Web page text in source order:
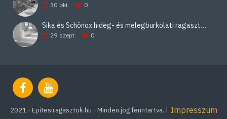
30 okt. 0
Sika és Schönox hideg- és melegburkolati ragasztási rendszerek
29 szept. 0
2021 - Epitesiragasztok.hu - Minden jog fenntartva. | Impresszum